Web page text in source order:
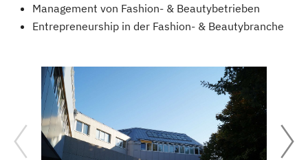
Management von Fashion- & Beautybetrieben
Entrepreneurship in der Fashion- & Beautybranche